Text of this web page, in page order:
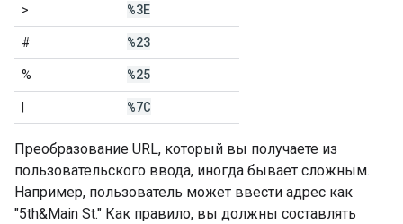
> %3E
# %23
% %25
%7C
Преобразование URL, который вы получаете из
пользовательского ввода, иногда бывает сложным.
Например, пользователь может ввести адрес как
"5th&Main St." Как правило, вы должны составлять